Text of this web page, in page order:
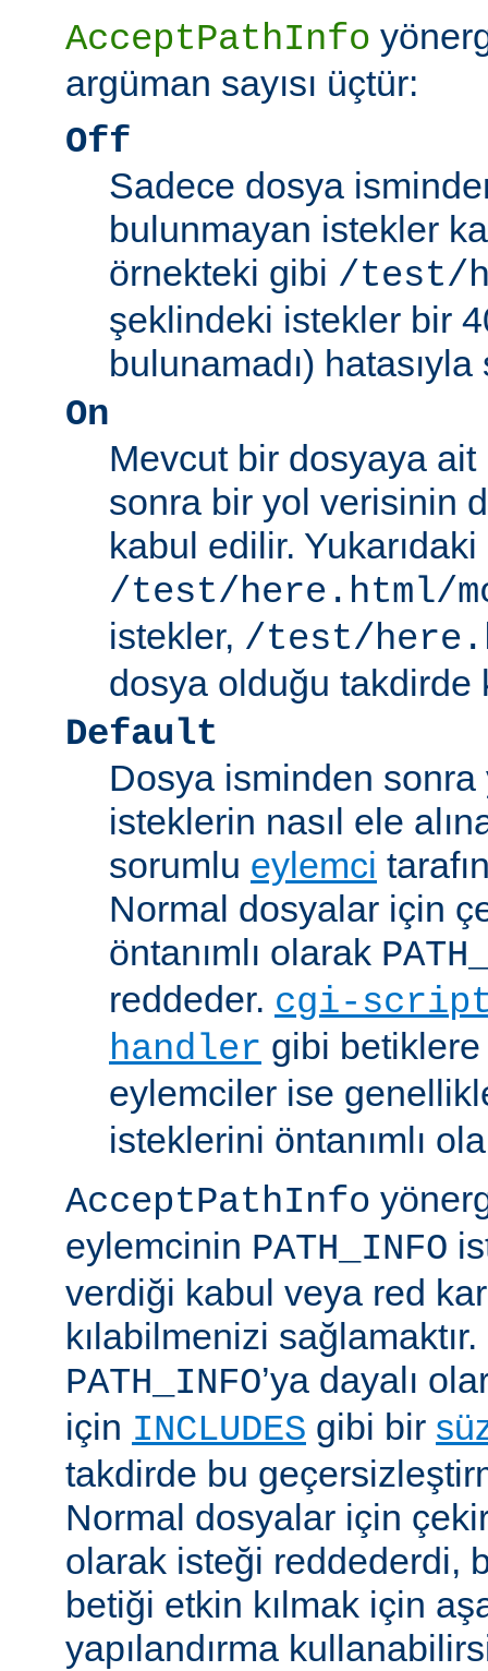
AcceptPathInfo
argüman sayısı üçtür:
Off
Sadece dosya
bulunmayan istekler
örnekteki gibi /test/
şeklindeki istekler bir
bulunamadı) hatasıyla
On
Mevcut bir dosyaya
sonra bir yol verisinin
kabul edilir.
/test/here.html/
istekler, /test/
dosya olduğu takdirde
Default
Dosya isminden
isteklerin nasıl ele
sorumlu eylemci
Normal dosyalar için
öntanımlı olarak
reddeder. cgi-
handler gibi
eylemciler ise
isteklerini öntanımlı
AcceptPathInfo
eylemcinin PATH_INFO
verdiği kabul veya red
kılabilmenizi
PATH_INFO’ya dayalı
için INCLUDES gibi bir
takdirde bu
Normal dosyalar için
olarak isteği reddederdi,
betiği etkin kılmak için
yapılandırma